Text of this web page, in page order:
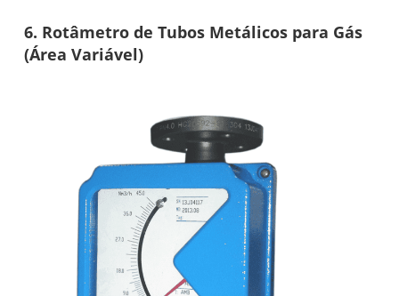
6. Rotâmetro de Tubos Metálicos para Gás
(Área Variável)